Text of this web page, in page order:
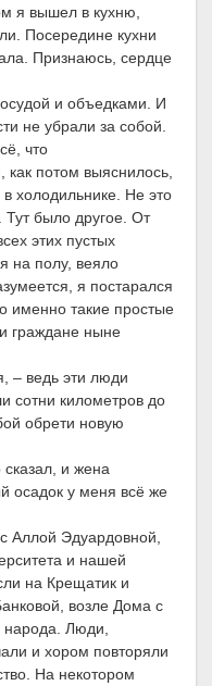
я вышел в кухню,
Посередине кухни
Признаюсь, сердце
и объедками. И
не убрали за собой.
что
потом выяснилось,
холодильнике. Не это
было другое. От
этих пустых
на полу, веяло
я постарался
именно такие простые
граждане ныне
– ведь эти люди
сотни километров до
обрети новую
и жена
осадок у меня всё же
Аллой Эдуардовной,
и нашей
на Крещатик и
возле Дома с
народа. Люди,
и хором повторяли
На некотором